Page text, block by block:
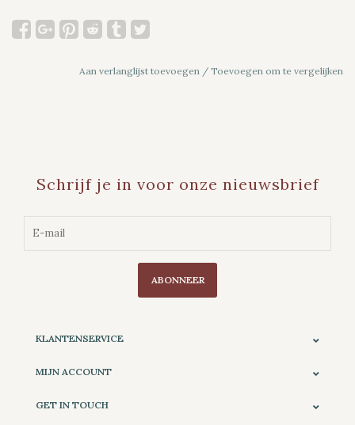
Aan verlanglijst toevoegen / Toevoegen om te vergelijken
Schrijf je in voor onze nieuwsbrief
ABONNEER
KLANTENSERVICE
MIJN ACCOUNT
GET IN TOUCH